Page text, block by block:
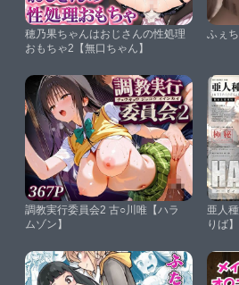
穂乃果ちゃんはおじさんの性処理
おもちゃ2【無口ちゃん】
ふぇ
調教実行委員会2 古○川唯【ハラ
ムゾン】
亜人
りば】